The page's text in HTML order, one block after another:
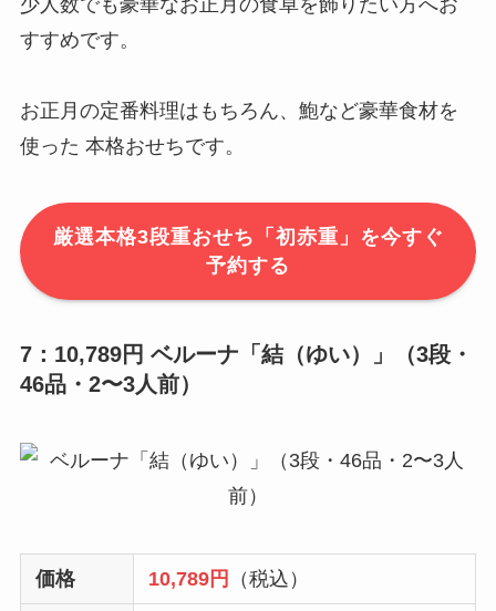
すすめです。
お正月の定番料理はもちろん、鮑など豪華食材を
使った 本格おせちです。
厳選本格3段重おせち「初赤重」を今すぐ
予約する
7：10,789円 ベルーナ「結（ゆい）」（3段・
46品・2〜3人前）
価格 10,789円 （税込）